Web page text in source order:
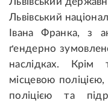
Львівський
Івана Франка, з
ґендерно
наслідках. Крім
місцевою
поліцією та